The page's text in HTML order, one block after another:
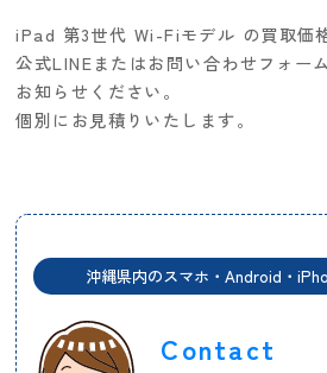
iPad 第3世代 Wi-Fiモデル の買取価
公式LINEまたはお問い合わせフォー
お知らせください。
個別にお見積りいたします。
沖縄県内のスマホ・Android・
Contact